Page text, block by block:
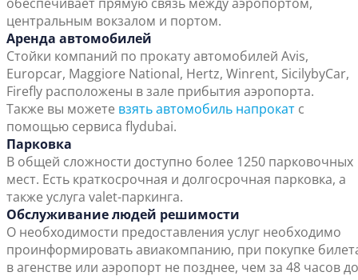
обеспечивает прямую связь между аэропортом,
центральным вокзалом и портом.
Аренда автомобилей
Стойки компаний по прокату автомобилей Avis,
Europcar, Maggiore National, Hertz, Winrent, SicilybyCar,
Firefly расположены в зале прибытия аэропорта.
Также вы можете взять автомобиль напрокат с
помощью сервиса flydubai.
Парковка
В общей сложности доступно более 1250 парковочных
мест. Есть краткосрочная и долгосрочная парковка, а
также услуга valet-паркинга.
Обслуживание людей решимости
О необходимости предоставления услуг необходимо
проинформировать авиакомпанию, при покупке
в агенстве или аэропорт не позднее, чем за 48 часов до